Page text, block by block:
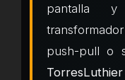
pantalla
push-pull o
TorresLuthier